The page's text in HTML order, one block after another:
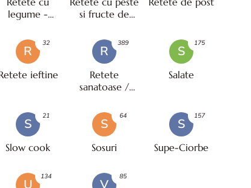
legume -
si fructe de
R
ieftine
32
R
Retete
sanatoase /
389
S
Salate
175
S
Slow cook
21
S
Sosuri
64
S
Supe-Ciorbe
157
U
134
V
85